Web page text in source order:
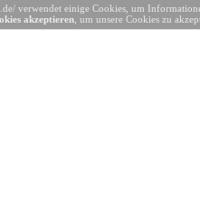
verwendet einige Cookies, um
akzeptieren , um unsere Cookies zu